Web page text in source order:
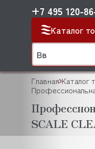
Каталог
+7 495 120-
Главная Каталог
SCALE